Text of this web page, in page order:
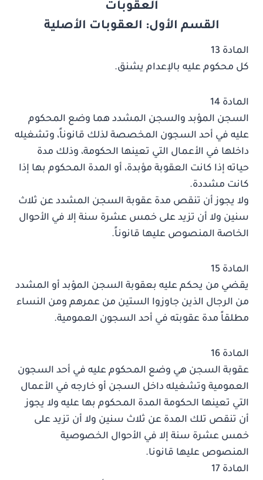
العقوبات
القسم الأول: العقوبات الأصلية
المادة 13
كل محكوم عليه بالإعدام يشنق.
المادة 14
السجن المؤبد والسجن المشدد هما وضع المحكوم
عليه في أحد السجون المخصصة لذلك قانوناً، وتشغيله
داخلها في الأعمال التي تعينها الحكومة، وذلك مدة
حياته إذا كانت العقوبة مؤبدة، أو المدة المحكوم بها إذا
كانت مشددة.
ولا يجوز أن تنقص مدة عقوبة السجن المشدد عن ثلاث
سنين ولا أن تزيد على خمس عشرة سنة إلا في الأحوال
الخاصة المنصوص عليها قانوناً.
المادة 15
يقضي من يحكم عليه بعقوبة السجن المؤبد أو المشدد
من الرجال الذين جاوزوا الستين من عمرهم ومن النساء
مطلقاً مدة عقوبته في أحد السجون العمومية.
المادة 16
عقوبة السجن هي وضع المحكوم عليه في أحد السجون
العمومية وتشغيله داخل السجن أو خارجه في الأعمال
التي تعينها الحكومة المدة المحكوم بها عليه ولا يجوز
أن تنقص تلك المدة عن ثلاث سنين ولا أن تزيد على
خمس عشرة سنة إلا في الأحوال الخصوصية
المنصوص عليها قانونا.
المادة 17